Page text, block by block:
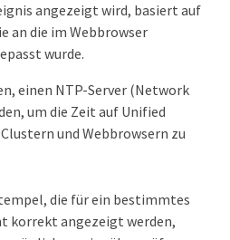
angezeigt wird, basiert auf
an die im Webbrowser
wurde.
einen NTP-Server (Network
um die Zeit auf Unified
und Webbrowsern zu
die für ein bestimmtes
korrekt angezeigt werden,